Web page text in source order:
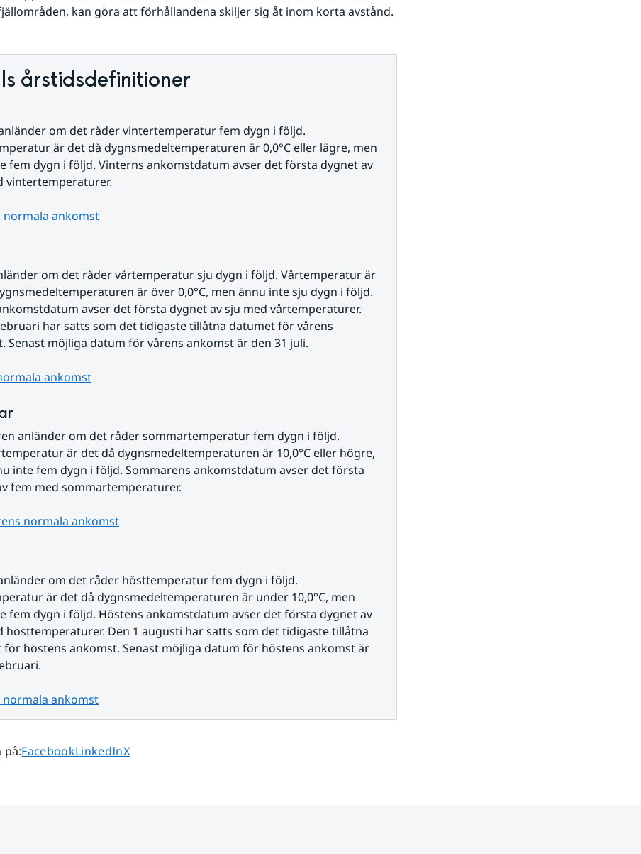
kan göra att förhållandena skiljer sig åt inom korta avstånd.
årstidsdefinitioner
om det råder vintertemperatur fem dygn i följd.
är det då dygnsmedeltemperaturen är 0,0°C eller lägre, men
fem dygn i följd. Vinterns ankomstdatum avser det första dygnet av
vintertemperaturer.
normala ankomst
om det råder vårtemperatur sju dygn i följd. Vårtemperatur är
är över 0,0°C, men ännu inte sju dygn i följd.
avser det första dygnet av sju med vårtemperaturer.
har satts som det tidigaste tillåtna datumet för vårens
Senast möjliga datum för vårens ankomst är den 31 juli.
ankomst
anländer om det råder sommartemperatur fem dygn i följd.
är det då dygnsmedeltemperaturen är 10,0°C eller högre,
inte fem dygn i följd. Sommarens ankomstdatum avser det första
fem med sommartemperaturer.
normala ankomst
om det råder hösttemperatur fem dygn i följd.
är det då dygnsmedeltemperaturen är under 10,0°C, men
fem dygn i följd. Höstens ankomstdatum avser det första dygnet av
hösttemperaturer. Den 1 augusti har satts som det tidigaste tillåtna
höstens ankomst. Senast möjliga datum för höstens ankomst är
normala ankomst
på:Dela sidan på
FacebookDela sidan på
LinkedInDela sidan på
X